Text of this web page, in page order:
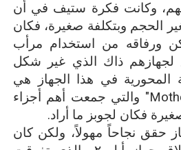
وكانت فكرة ستيف في أن
الحجم وبتكلفة صغيرة، فكان
ورفاقه من استخدام مرأب
لجهازهم ذاك الذي غير شكل
المحورية في هذا الجهاز هي
" والتي جمعت أهم أجزاء
فكان لجوبز ما أراد.
حقق نجاحاً مهولاً، ولكن كان